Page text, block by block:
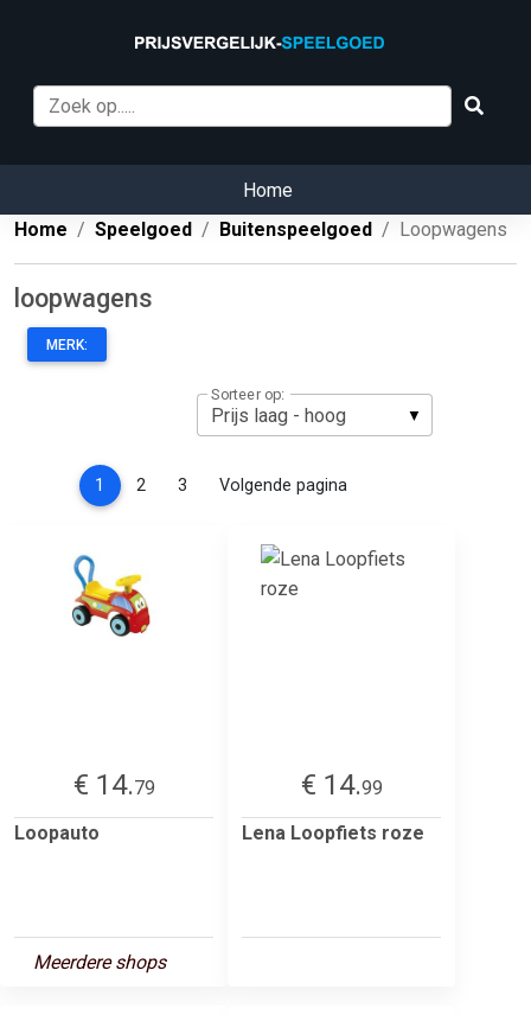
Home
Home
Speelgoed Buitenspeelgoed Loopwagens
loopwagens
MERK:
Sorteer op:
1 (current)
2 3 Volgende pagina
€ 14.79
Loopauto
Meerdere shops
€ 14.99
Lena Loopfiets roze